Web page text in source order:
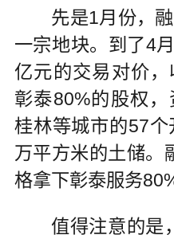
先是1月份，
一宗地块。到了4
亿元的交易对价
彰泰80%的股权，
桂林等城市的57
万平方米的土储。
格拿下彰泰服务
值得注意的是